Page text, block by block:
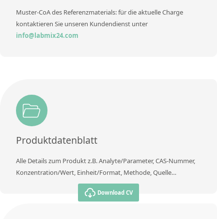
Muster-CoA des Referenzmaterials: für die aktuelle Charge
kontaktieren Sie unseren Kundendienst unter
info@labmix24.com
Produktdatenblatt
Alle Details zum Produkt z.B. Analyte/Parameter, CAS-Nummer,
Konzentration/Wert, Einheit/Format, Methode, Quelle…
Download CV